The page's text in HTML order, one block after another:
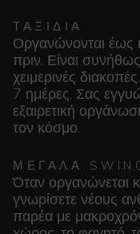
ΤΑΞΙΔΙΑ
Οργανώνονται έως
πριν. Είναι
χειμερινές
7 ημέρες. Σας
εξαιρετική
τον κόσμο.
ΜΕΓΑΛΑ
Όταν οργανώνεται
γνωρίσετε νέους
παρέα με